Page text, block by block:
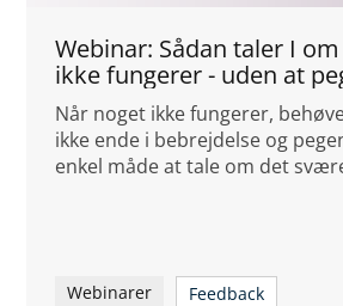
Webinar: Sådan taler I
ikke fungerer - uden at
Når noget ikke fungerer,
ikke ende i bebrejdelse og
enkel måde at tale om det
Webinarer Feedback